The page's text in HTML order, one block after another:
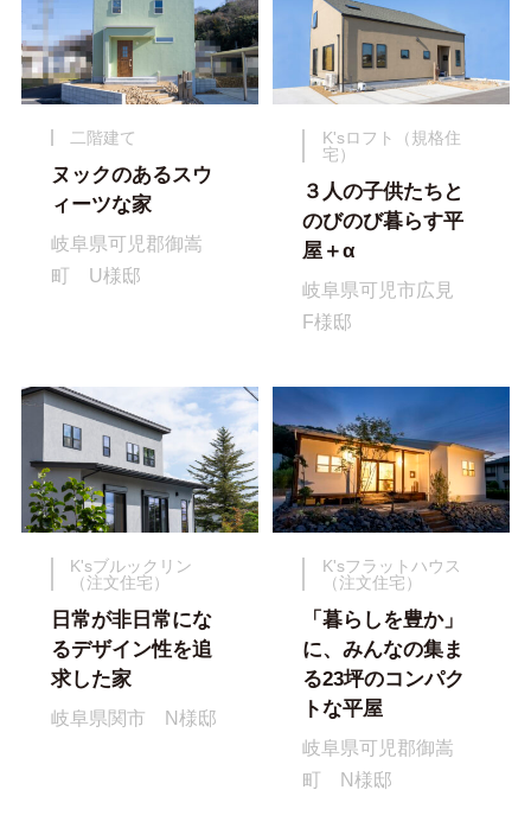
二階建て
ヌックのあるスウ
ィーツな家
岐阜県可児郡御嵩
町 U様邸
K'sロフト（規格住
宅）
３人の子供たちと
のびのび暮らす平
屋＋α
岐阜県可児市広見
F様邸
K'sブルックリン
（注文住宅）
日常が非日常にな
るデザイン性を追
求した家
岐阜県関市 N様邸
K'sフラットハウス
（注文住宅）
「暮らしを豊か」
に、みんなの集ま
る23坪のコンパク
トな平屋
岐阜県可児郡御嵩
町 N様邸